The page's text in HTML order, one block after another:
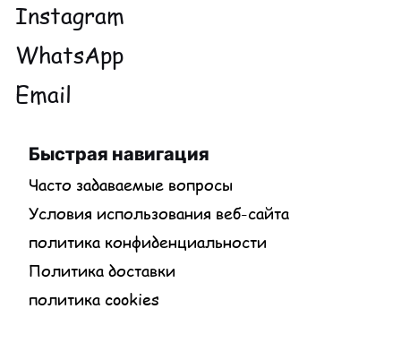
Instagram
WhatsApp
Email
Быстрая навигация
Часто задаваемые вопросы
Условия использования веб-сайта
политика конфиденциальности
Политика доставки
политика cookies